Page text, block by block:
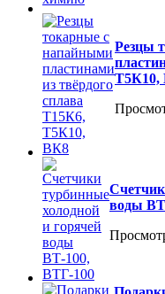
Резцы
Т5К10,
воды